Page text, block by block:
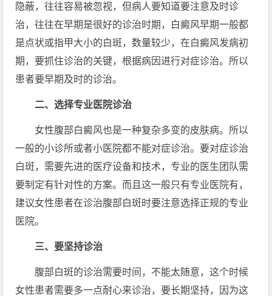
隐蔽，往往容易被忽视，但病人要知道要注意及时诊
治，往往在早期是很好的诊治时期，白癜风早期一般都
是点状或指甲大小的白斑，数量较少，在白癜风发病初
期，要抓住诊治的关键，根据病因进行对症诊治。所以
患者要早期及时的诊治。
二、选择专业医院诊治
女性腹部白癜风也是一种复杂多变的皮肤病。所以
一般的小诊所或者小医院都不能对症诊治。要对症诊治
白斑，需要先进的医疗设备和技术，专业的医生团队需
要制定有针对性的方案。而且这一般只有专业医院有，
建议女性患者在诊治腹部白斑时要注意选择正规的专业
医院。
三、要坚持诊治
腹部白斑的诊治需要时间，不能太随意，这个时候
女性患者需要多一点耐心来诊治，要长期坚持，因为这